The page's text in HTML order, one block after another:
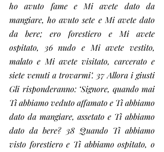
ho avuto fame e Mi avete dato da
mangiare, ho avuto sete e Mi avete dato
da bere; ero forestiero e Mi avete
ospitato, 36 nudo e Mi avete vestito,
malato e Mi avete visitato, carcerato e
siete venuti a trovarmi’. 37 Allora i giusti
Gli risponderanno: ‘Signore, quando mai
Ti abbiamo veduto affamato e Ti abbiamo
dato da mangiare, assetato e Ti abbiamo
dato da bere? 38 Quando Ti abbiamo
visto forestiero e Ti abbiamo ospitato, o